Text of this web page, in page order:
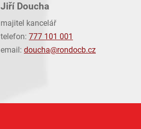
Jiří Doucha
majitel kancelář
telefon: 777 101 001
email: doucha@rondocb.cz